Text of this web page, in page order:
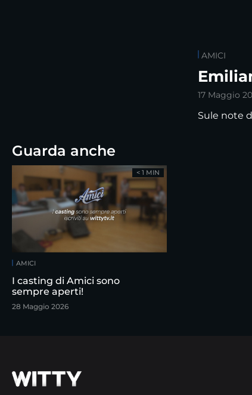
AMICI
17 Maggio
Sule note
Guarda anche
AMICI
I casting di Amici sono
sempre aperti!
28 Maggio 2026
< 1 MIN